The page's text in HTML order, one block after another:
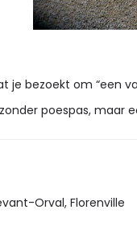
je bezoekt om “een
poespas, maar
Orval, Florenville